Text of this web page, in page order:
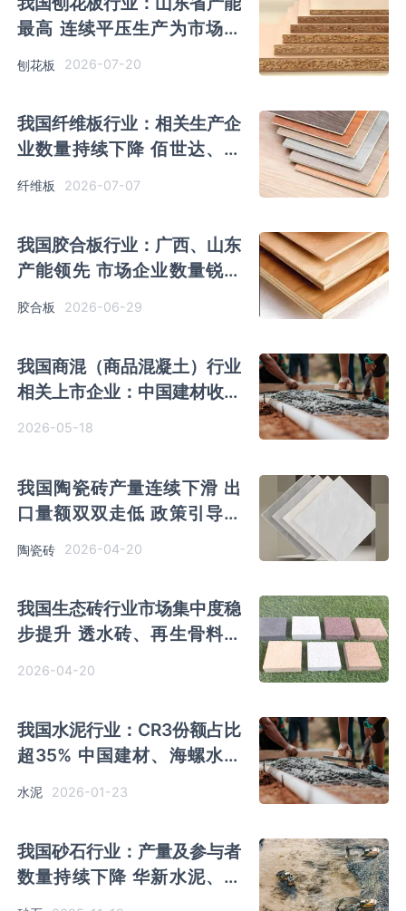
最高 连续平压生产为市场主
刨花板 2026-07-20
我国纤维板行业：相关生产企
业数量持续下降 佰世达、盛
屯两家产能优势领先
纤维板 2026-07-07
我国胶合板行业：广西、山东
产能领先 市场企业数量锐减
CIMC中集产能优势凸显
胶合板 2026-06-29
我国商混（商品混凝土）行业
相关上市企业：中国建材收入
及销量继续领跑
2026-05-18
我国陶瓷砖产量连续下滑 出
口量额双双走低 政策引导行
陶瓷砖 2026-04-20
我国生态砖行业市场集中度稳
步提升 透水砖、再生骨料路
2026-04-20
我国水泥行业：CR3份额占比
超35% 中国建材、海螺水泥
凭产能优势处第一梯队
水泥 2026-01-23
我国砂石行业：产量及参与者
数量持续下降 华新水泥、中
国建材凭产能优势处第一梯队